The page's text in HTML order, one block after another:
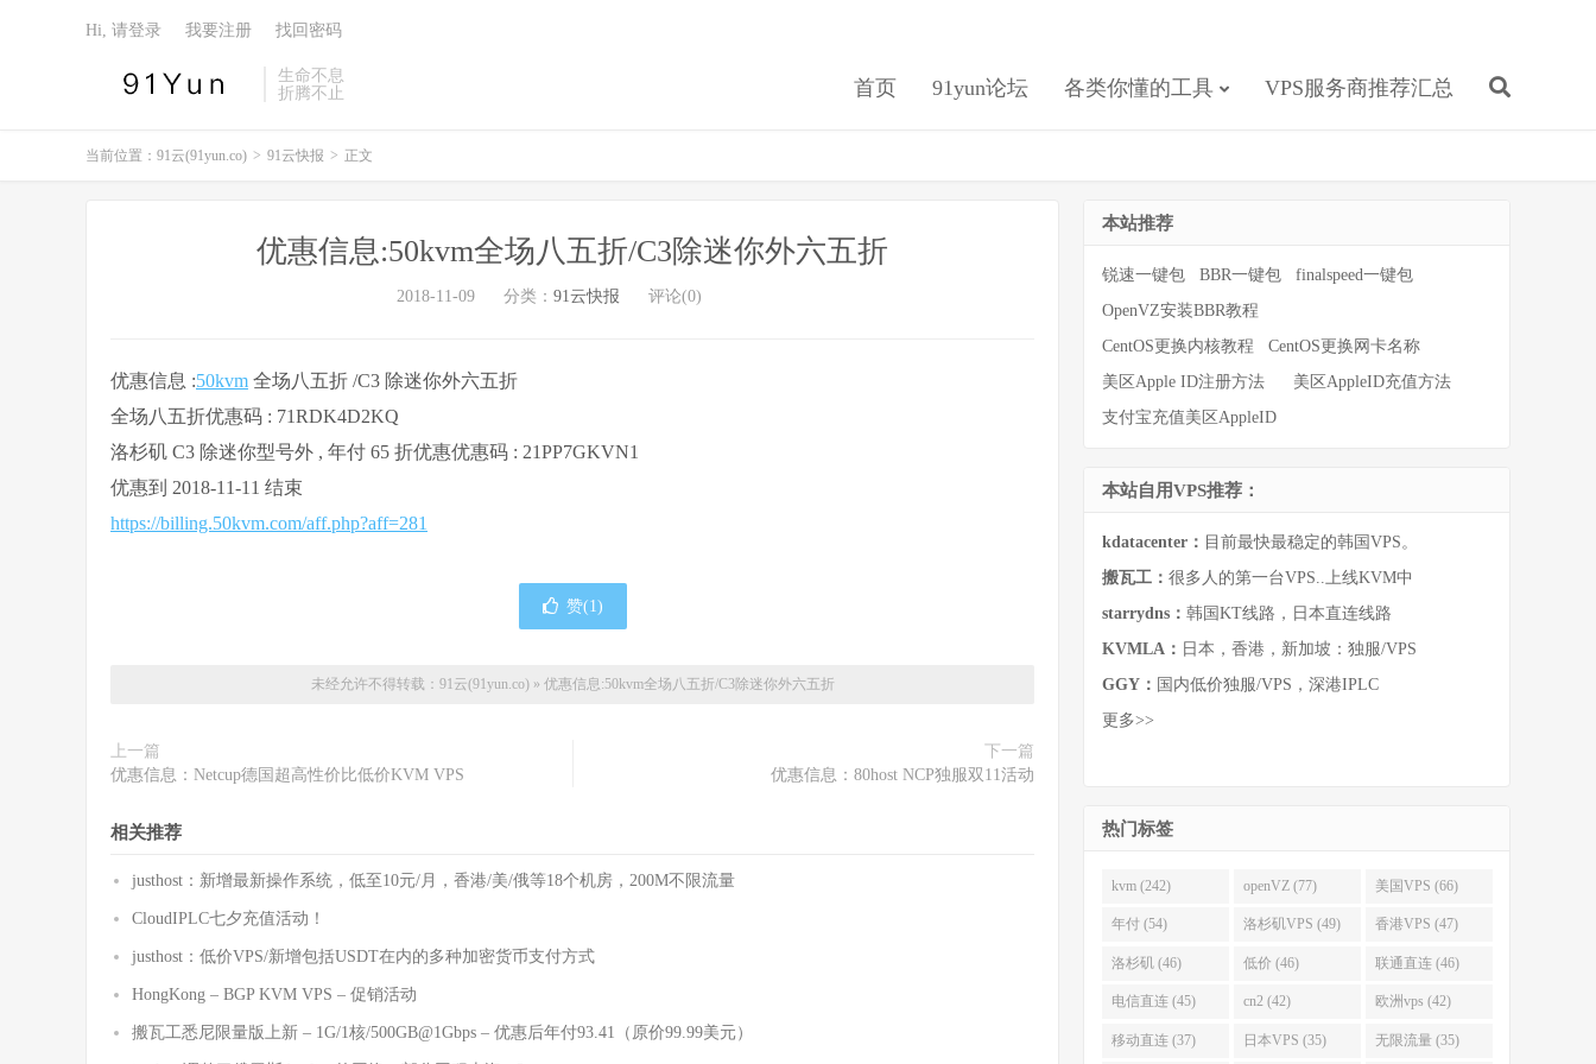
生命不息
折腾不止
首页 91yun论坛 各类你懂的工具 VPS服务商推荐汇总
Hi, 请登录 我要注册 找回密码
当前位置： 91云(91yun.co) > 91云快报 > 正文
优惠信息:50kvm全场八五折/C3除迷你外六五折
2018-11-09 分类： 91云快报 评论(0)
优惠信息 :50kvm 全场八五折 /C3 除迷你外六五折
全场八五折优惠码 : 71RDK4D2KQ
洛杉矶 C3 除迷你型号外 , 年付 65 折优惠优惠码 : 21PP7GKVN1
优惠到 2018-11-11 结束
https://billing.50kvm.com/aff.php?aff=281
赞(1)
未经允许不得转载： 91云(91yun.co)» 优惠信息:50kvm全场八五折/C3除迷你外六五折
上一篇
优惠信息：Netcup德国超高性价比低价KVM VPS
下一篇
优惠信息：80host NCP独服双11活动
相关推荐
justhost：新增最新操作系统，低至10元/月，香港/美/俄等18个机房，200M不限流量
CloudIPLC七夕充值活动！
justhost：低价VPS/新增包括USDT在内的多种加密货币支付方式
HongKong – BGP KVM VPS – 促销活动
搬瓦工悉尼限量版上新 – 1G/1核/500GB@1Gbps – 优惠后年付93.41（原价99.99美元）
本站推荐
锐速一键包 BBR一键包
finalspeed一键包
OpenVZ安装BBR教程
CentOS更换内核教程
CentOS更换网卡名称
美区Apple ID注册方法
美区AppleID充值方法
支付宝充值美区AppleID
本站自用VPS推荐：
kdatacenter： 目前最快最稳定的韩国VPS。
搬瓦工： 很多人的第一台VPS..上线KVM中
starrydns： 韩国KT线路，日本直连线路
KVMLA： 日本，香港，新加坡：独服/VPS
GGY： 国内低价独服/VPS，深港IPLC
更多>>
热门标签
kvm (242) openVZ (77) 美国VPS (66)
年付 (54) 洛杉矶VPS (49) 香港VPS (47)
洛杉矶 (46) 低价 (46) 联通直连 (46)
电信直连 (45) cn2 (42) 欧洲vps (42)
移动直连 (37) 日本VPS (35) 无限流量 (35)